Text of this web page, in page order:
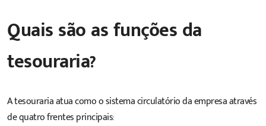
Quais são as funções da
tesouraria?
A tesouraria atua como o sistema circulatório da empresa através
de quatro frentes principais: